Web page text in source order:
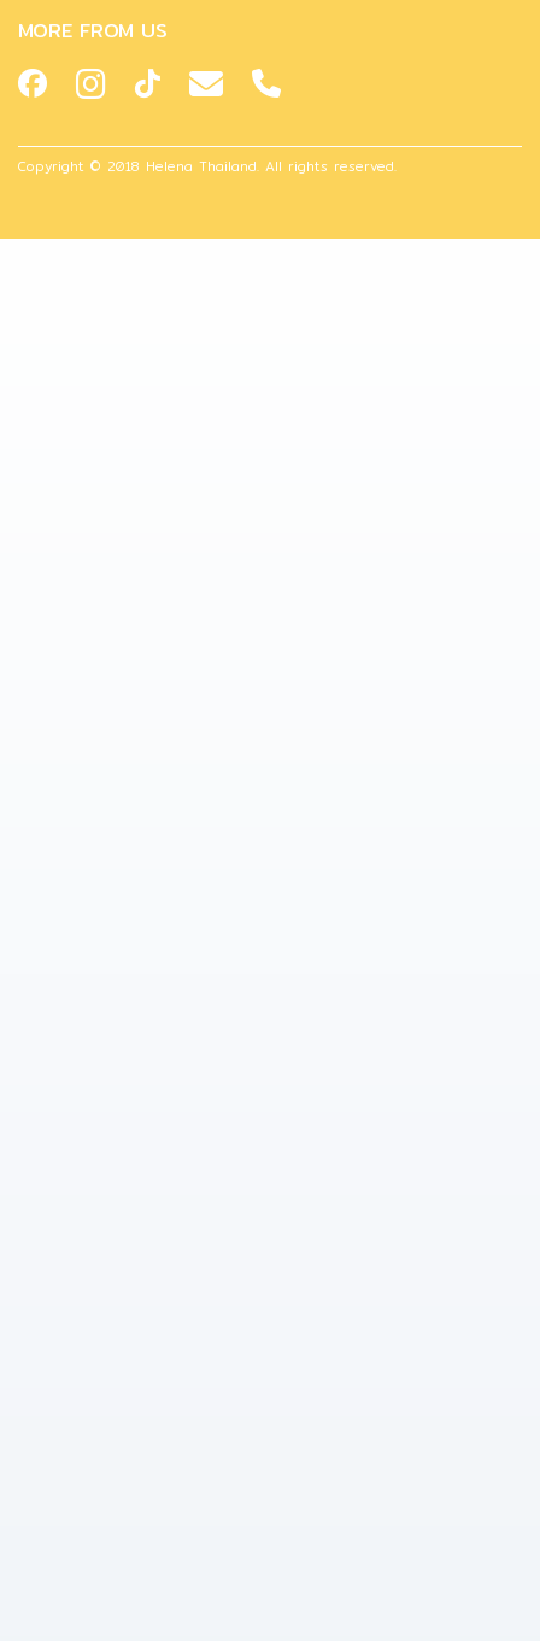
MORE FROM US
Copyright © 2018 Helena Thailand. All rights reserved.